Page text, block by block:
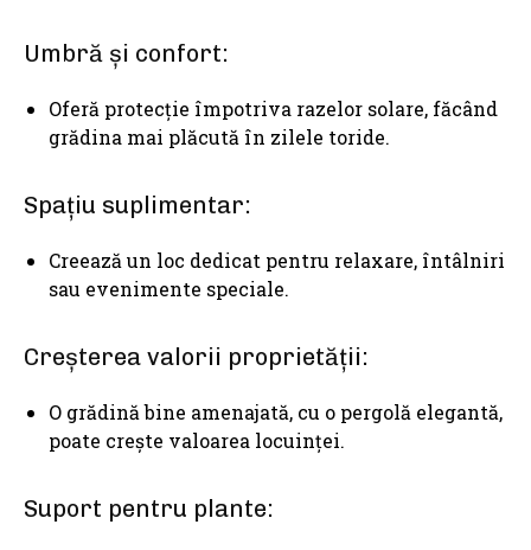
Umbră și confort:
Oferă protecție împotriva razelor solare, făcând
grădina mai plăcută în zilele toride.
Spațiu suplimentar:
Creează un loc dedicat pentru relaxare, întâlniri
sau evenimente speciale.
Creșterea valorii proprietății:
O grădină bine amenajată, cu o pergolă elegantă,
poate crește valoarea locuinței.
Suport pentru plante: